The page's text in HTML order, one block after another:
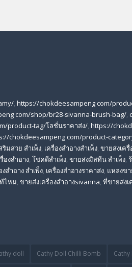
, https://chokdeesampeng com/
com/shop/br28-sivanna-brush-bag/,
product-tag/โลชั่นราคาส่ง/, https://
chokdeesampeng com/product-
มสวย สําเพ็ง, เครื่องสำอางสำเพ็ง, ขายส่งเค
องสำอาง, โชคดีสำเพ็ง, ขายส่งมิสทีน สําเพ็ง,
งสําอาง สําเพ็ง, เครื่องสําอางราคาส่ง, แหล่งขา
ไหม, ขายส่งเครื่องสําอางsivanna, ที่ขายส่งเ
doll Cathy Doll Chilli Bomb